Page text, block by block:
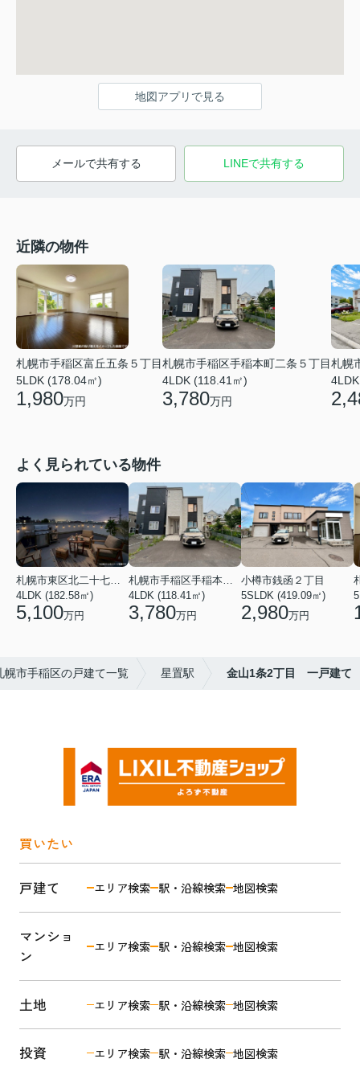
地図アプリで見る
メールで共有する LINEで共有する
近隣の物件
札幌市手稲区富丘五条５丁目
5LDK (178.04㎡)
1,980万円
札幌市手稲区手稲本町二条５丁目
4LDK (118.41㎡)
3,780万円
札幌
よく見られている物件
札幌市東区北二十七条東２１丁目
4LDK (182.58㎡)
5,100万円
札幌市手稲区手稲本町二条５丁目
4LDK (118.41㎡)
3,780万円
小樽市銭函２丁目
5SLDK (419.09㎡)
2,980万円
幌市手稲区の戸建て一覧 星置駅 金山1条2丁目 一戸建て
買いたい
戸建て エリア検索 駅・沿線検索 地図検索
マンショ
ン
エリア検索 駅・沿線検索 地図検索
土地 エリア検索 駅・沿線検索 地図検索
投資 エリア検索 駅・沿線検索 地図検索